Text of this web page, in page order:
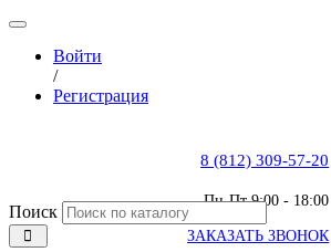
Войти
/
Регистрация
8 (812) 309-57-20
Пн-Пт 9:00 - 18:00
ЗАКАЗАТЬ ЗВОНОК
Поиск